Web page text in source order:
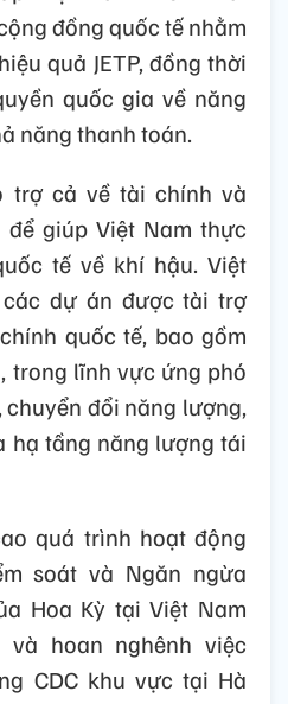
đổi Năng lượng
như mục tiêu giảm
kính về “0” vào năm
Phú Trọng hoan
Hoa Kỳ trong việc huy
và đóng góp của khu
Việt Nam triển khai
đồng quốc tế nhằm
quả JETP, đồng thời
quốc gia về năng
năng thanh toán.
cả về tài chính và
giúp Việt Nam thực
tế về khí hậu. Việt
dự án được tài trợ
quốc tế, bao gồm
trong lĩnh vực ứng phó